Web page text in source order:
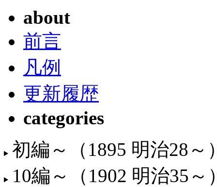
about
前言
凡例
更新履歴
categories
初編～（1895 明治28～
10編～（1902 明治35～